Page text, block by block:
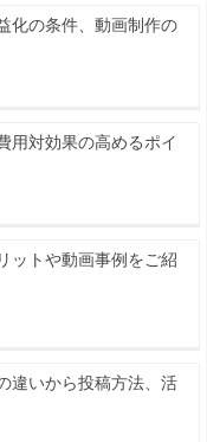
化の条件、動画制作の
用対効果の高めるポイ
ットや動画事例をご紹
違いから投稿方法、活